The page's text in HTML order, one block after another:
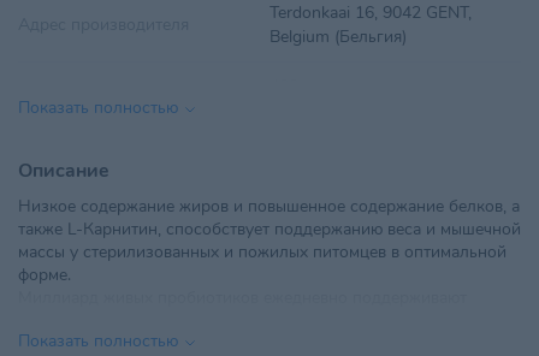
Terdonkaai 16, 9042 GENT,
Belgium (Бельгия)
Вкус
Возраст питомца Взрослые 1-6 лет
Показать полностью
Описание
Низкое содержание жиров и повышенное содержание белков, а
также L-Карнитин, способствует поддержанию веса и мышечной
массы у стерилизованных и пожилых питомцев в оптимальной
форме.
питательных веществ и предотвращают аллергию.
Показать полностью